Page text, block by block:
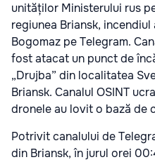
unităților Ministerului rus
regiunea Briansk,
Bogomaz pe Telegram.
fost atacat un punct de
„Drujba” din localitatea
Briansk. Canalul OSINT
dronele au lovit o bază de
Potrivit canalului de
din Briansk, în jurul orei